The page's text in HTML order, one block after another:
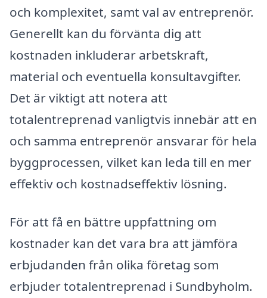
och komplexitet, samt val av entreprenör.
Generellt kan du förvänta dig att
kostnaden inkluderar arbetskraft,
material och eventuella konsultavgifter.
Det är viktigt att notera att
totalentreprenad vanligtvis innebär att en
och samma entreprenör ansvarar för hela
byggprocessen, vilket kan leda till en mer
effektiv och kostnadseffektiv lösning.
För att få en bättre uppfattning om
kostnader kan det vara bra att jämföra
erbjudanden från olika företag som
erbjuder totalentreprenad i Sundbyholm.